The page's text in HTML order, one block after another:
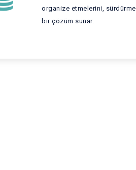
organize etmelerini,
bir çözüm sunar.